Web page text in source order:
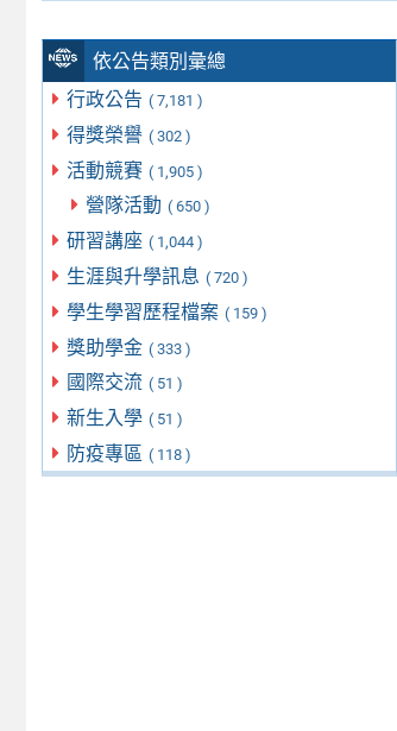
依公告類別彙總
行政公告 ( 7,181 )
得獎榮譽 ( 302 )
活動競賽 ( 1,905 )
營隊活動 ( 650 )
研習講座 ( 1,044 )
生涯與升學訊息 ( 720 )
學生學習歷程檔案 ( 159 )
獎助學金 ( 333 )
國際交流 ( 51 )
新生入學 ( 51 )
防疫專區 ( 118 )